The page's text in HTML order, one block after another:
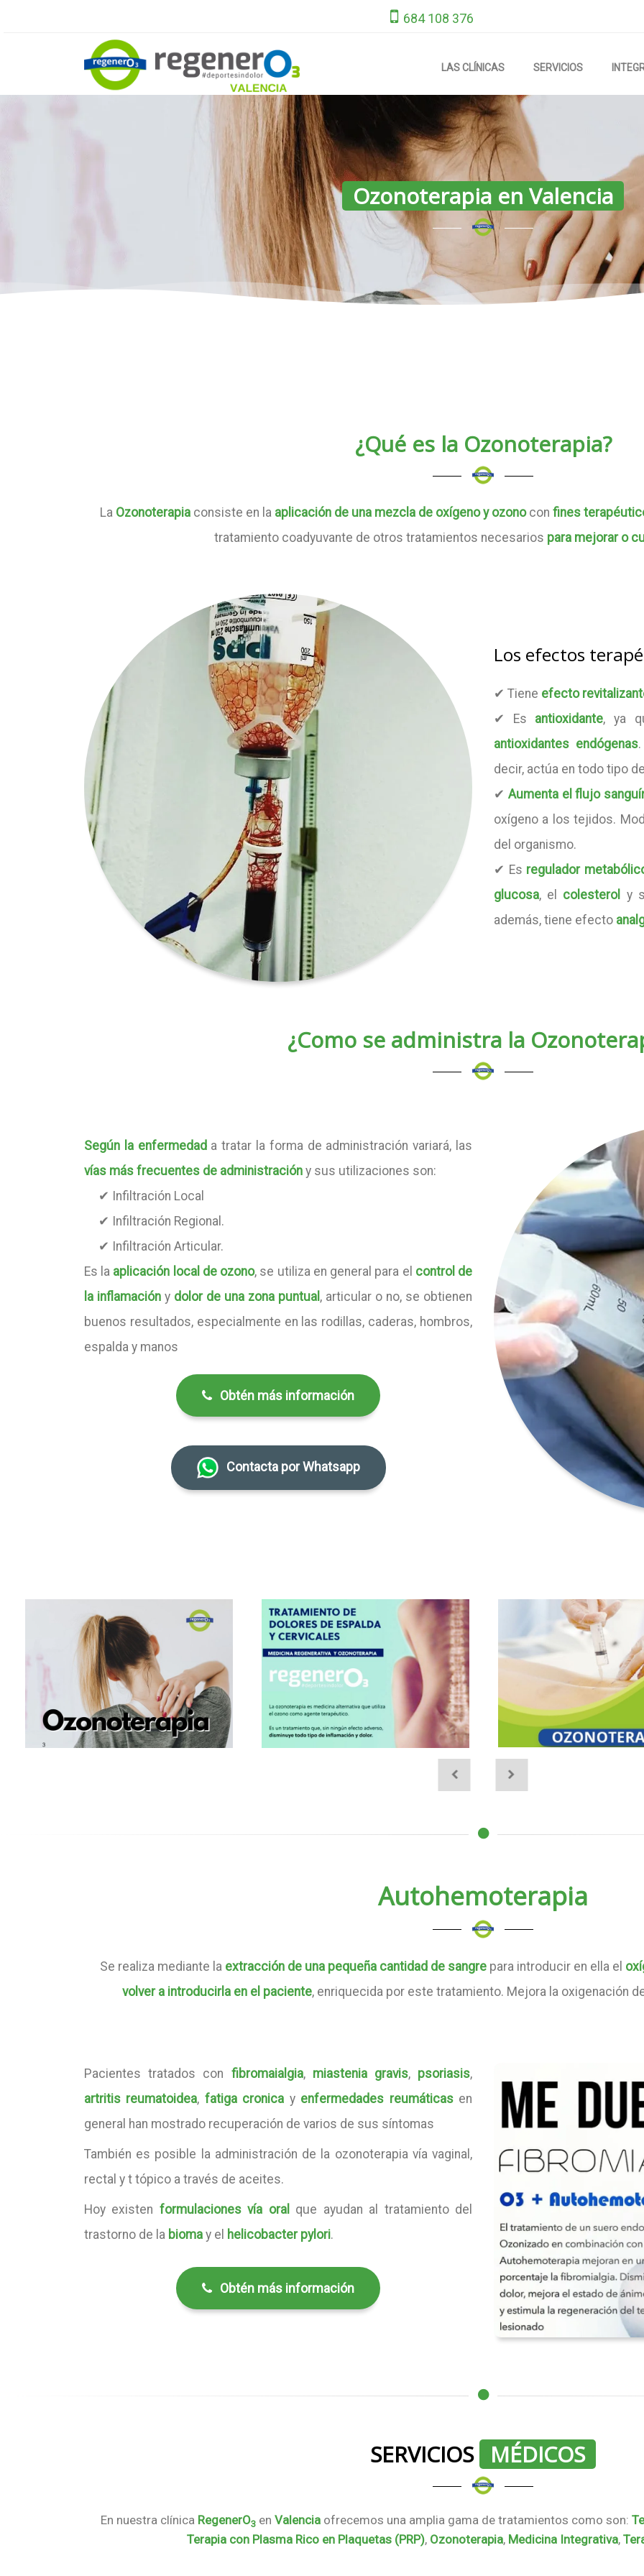
684 108 376
LAS CLÍNICAS SERVICIOS
Ozonoterapia en Valencia
¿Qué es la Ozonoterapia?
La Ozonoterapiaconsiste en la aplicación de una mezcla de oxígeno y ozonocon fines
tratamiento coadyuvante de otros tratamientos necesarios para mejorar o
Los efectos
✔ Tiene efecto
✔ Es antioxidante, ya
antioxidantes endógenas
decir, actúa en todo tipo
✔ Aumenta el flujo
oxígeno a los tejidos.
del organismo.
✔ Es regulador
glucosa, el colesterol y
además, tiene efecto
¿Como se administra la
Según la enfermedada tratar la forma de administración variará, las
vías más frecuentes de administración y sus utilizaciones son:
✔ Infiltración Local
✔ Infiltración Regional.
✔ Infiltración Articular.
Es la aplicación local de ozono, se utiliza en general para el control de
la inflamación y dolor de una zona puntual , articular o no, se obtienen
buenos resultados, especialmente en las rodillas, caderas, hombros,
espalda y manos
Obtén más información
Contacta por Whatsapp
Autohemoterapia
Se realiza mediante la extracción de una pequeña cantidad de sangrepara introducir en ella el
volver a introducirla en el paciente, enriquecida por este tratamiento. Mejora la oxigenación
Pacientes tratados con fibromaialgia, miastenia gravis, psoriasis,
artritis reumatoidea, fatiga cronica y enfermedades reumáticasen
general han mostrado recuperación de varios de sus síntomas
También es posible la administración de la ozonoterapia vía vaginal,
rectal y t tópico a través de aceites.
Hoy existen formulaciones vía oral
que ayudan al tratamiento del
trastorno de la bioma y el helicobacter pylori.
Obtén más información
SERVICIOS MÉDICOS
En nuestra clínica RegenerO3en Valenciaofrecemos una amplia gama de tratamientos como son:
Terapia con Plasma Rico en Plaquetas (PRP), Ozonoterapia, Medicina Integrativa,